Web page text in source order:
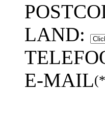
LAND:
E-MAIL